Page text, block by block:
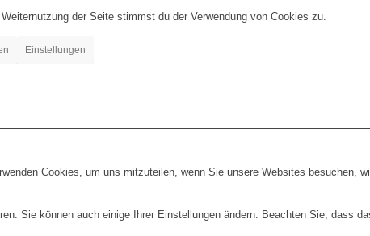
der Seite stimmst du der Verwendung von Cookies zu.
Einstellungen
Cookies, um uns mitzuteilen, wenn Sie unsere Websites besuchen,
Sie können auch einige Ihrer Einstellungen ändern. Beachten Sie, dass